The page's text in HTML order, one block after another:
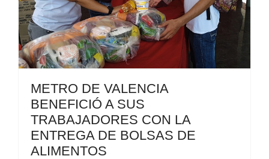
METRO DE VALENCIA
BENEFICIÓ A SUS
TRABAJADORES CON LA
ENTREGA DE BOLSAS DE
ALIMENTOS